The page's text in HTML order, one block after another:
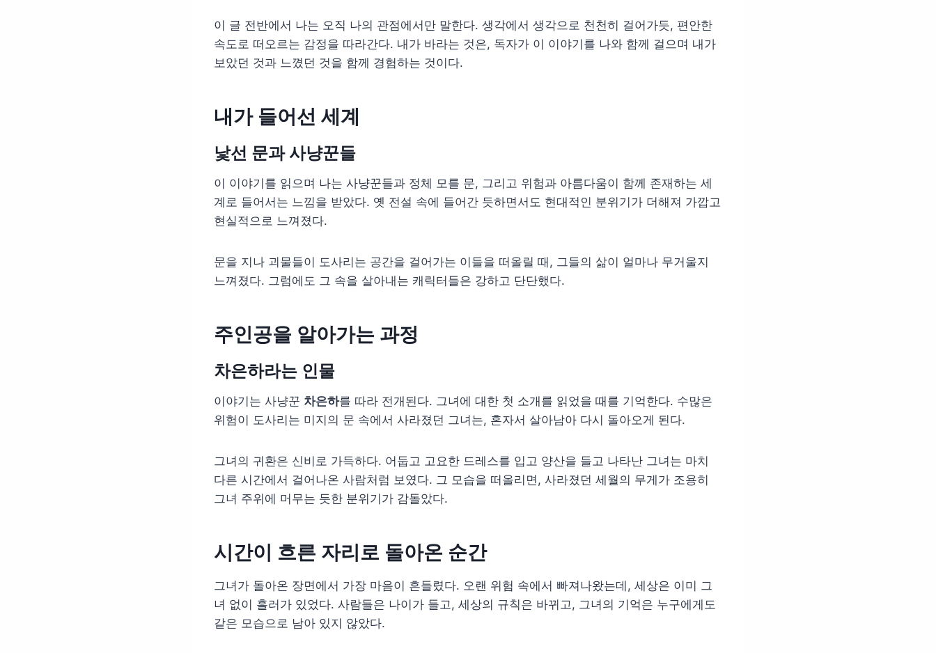
이 글 전반에서 나는 오직 나의 관점에서만 말한다. 생각에서 생각으로 천천히 걸어가듯, 편안한
속도로 떠오르는 감정을 따라간다. 내가 바라는 것은, 독자가 이 이야기를 나와 함께 걸으며 내가
보았던 것과 느꼈던 것을 함께 경험하는 것이다.
내가 들어선 세계
낯선 문과 사냥꾼들
이 이야기를 읽으며 나는 사냥꾼들과 정체 모를 문, 그리고 위험과 아름다움이 함께 존재하는 세
계로 들어서는 느낌을 받았다. 옛 전설 속에 들어간 듯하면서도 현대적인 분위기가 더해져 가깝고
현실적으로 느껴졌다.
문을 지나 괴물들이 도사리는 공간을 걸어가는 이들을 떠올릴 때, 그들의 삶이 얼마나 무거울지
느껴졌다. 그럼에도 그 속을 살아내는 캐릭터들은 강하고 단단했다.
주인공을 알아가는 과정
차은하라는 인물
이야기는 사냥꾼 차은하를 따라 전개된다. 그녀에 대한 첫 소개를 읽었을 때를 기억한다. 수많은
위험이 도사리는 미지의 문 속에서 사라졌던 그녀는, 혼자서 살아남아 다시 돌아오게 된다.
그녀의 귀환은 신비로 가득하다. 어둡고 고요한 드레스를 입고 양산을 들고 나타난 그녀는 마치
다른 시간에서 걸어나온 사람처럼 보였다. 그 모습을 떠올리면, 사라졌던 세월의 무게가 조용히
그녀 주위에 머무는 듯한 분위기가 감돌았다.
시간이 흐른 자리로 돌아온 순간
그녀가 돌아온 장면에서 가장 마음이 흔들렸다. 오랜 위험 속에서 빠져나왔는데, 세상은 이미 그
녀 없이 흘러가 있었다. 사람들은 나이가 들고, 세상의 규칙은 바뀌고, 그녀의 기억은 누구에게도
같은 모습으로 남아 있지 않았다.